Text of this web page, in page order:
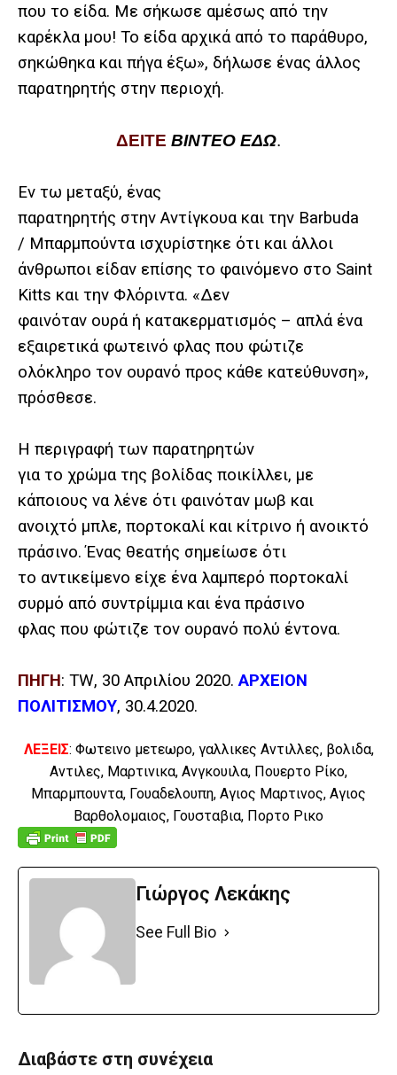
που το είδα. Με σήκωσε αμέσως από την
καρέκλα μου! Το είδα αρχικά από το παράθυρο,
σηκώθηκα και πήγα έξω», δήλωσε ένας άλλος
παρατηρητής στην περιοχή.
ΔΕΙΤΕ ΒΙΝΤΕΟ ΕΔΩ.
Εν τω μεταξύ, ένας
παρατηρητής στην Αντίγκουα και την Barbuda
/ Μπαρμπούντα ισχυρίστηκε ότι και άλλοι
άνθρωποι είδαν επίσης το φαινόμενο στο Saint
Kitts και την Φλόριντα. «Δεν
φαινόταν ουρά ή κατακερματισμός – απλά ένα
εξαιρετικά φωτεινό φλας που φώτιζε
ολόκληρο τον ουρανό προς κάθε κατεύθυνση»,
πρόσθεσε.
Η περιγραφή των παρατηρητών
για το χρώμα της βολίδας ποικίλλει, με
κάποιους να λένε ότι φαινόταν μωβ και
ανοιχτό μπλε, πορτοκαλί και κίτρινο ή ανοικτό
πράσινο. Ένας θεατής σημείωσε ότι
το αντικείμενο είχε ένα λαμπερό πορτοκαλί
συρμό από συντρίμμια και ένα πράσινο
φλας που φώτιζε τον ουρανό πολύ έντονα.
ΠΗΓΗ: TW, 30 Απριλίου 2020.ΑΡΧΕΙΟΝ
ΠΟΛΙΤΙΣΜΟΥ, 30.4.2020.
ΛΕΞΕΙΣ: Φωτεινο μετεωρο, γαλλικες Αντιλλες, βολιδα,
Αντιλες, Μαρτινικα, Ανγκουιλα, Πουερτο Ρίκο,
Μπαρμπουντα, Γουαδελουπη, Αγιος Μαρτινος, Αγιος
Βαρθολομαιος, Γουσταβια, Πορτο Ρικο
Γιώργος Λεκάκης
See Full Bio
Διαβάστε στη συνέχεια